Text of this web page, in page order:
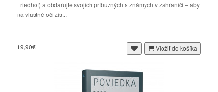
Friedhof) a obdarujte svojich príbuzných a známych v zahraničí – aby
na vlastné oči zis...
19,90€ Vložiť do košíka